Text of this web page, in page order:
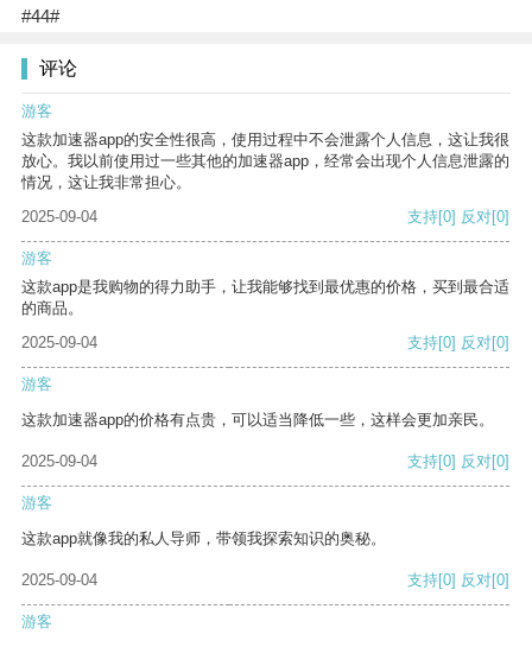
#44#
评论
游客
这款加速器app的安全性很高，使用过程中不会泄露个人信息，这让我很
放心。我以前使用过一些其他的加速器app，经常会出现个人信息泄露的
情况，这让我非常担心。
2025-09-04
支持[0] 反对[0]
游客
这款app是我购物的得力助手，让我能够找到最优惠的价格，买到最合适
的商品。
2025-09-04
支持[0] 反对[0]
游客
这款加速器app的价格有点贵，可以适当降低一些，这样会更加亲民。
2025-09-04 支持[0] 反对[0]
游客
这款app就像我的私人导师，带领我探索知识的奥秘。
2025-09-04 支持[0] 反对[0]
游客